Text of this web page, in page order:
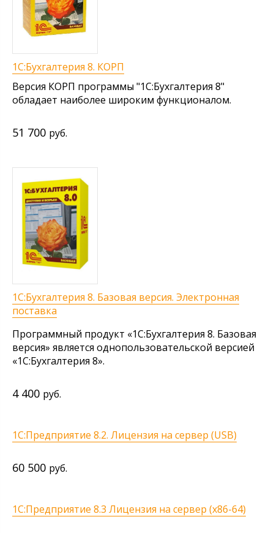
1С:Бухгалтерия 8. КОРП
Версия КОРП программы "1С:Бухгалтерия 8"
обладает наиболее широким функционалом.
51 700 руб.
1С:Бухгалтерия 8. Базовая версия. Электронная
поставка
Программный продукт «1С:Бухгалтерия 8. Базовая
версия» является однопользовательской версией
«1С:Бухгалтерия 8».
4 400 руб.
1С:Предприятие 8.2. Лицензия на сервер (USB)
60 500 руб.
1С:Предприятие 8.3 Лицензия на сервер (х86-64)